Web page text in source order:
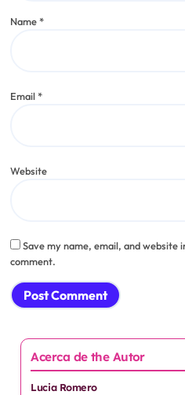
Name*
Email*
Website
Save my name, email, and
comment.
Acerca de the Autor
Lucia Romero